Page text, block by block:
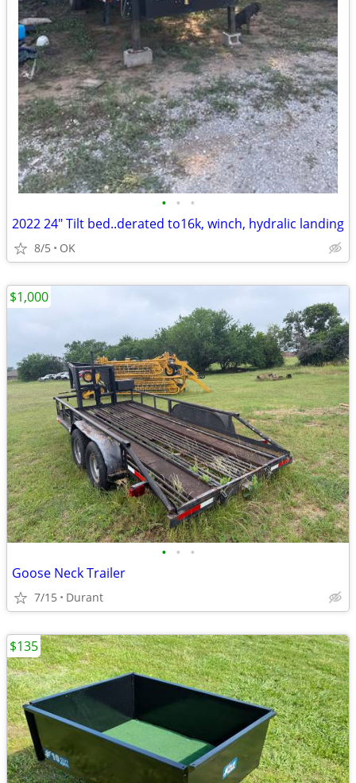
• • •
2022 24" Tilt bed..derated to16k, winch, hydralic landing
8/5 OK
• • •
Goose Neck Trailer
7/15 Durant
$1,000
$135